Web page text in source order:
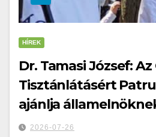
HÍREK
Dr. Tamasi József:
Tisztánlátásért
ajánlja
2026-07-26